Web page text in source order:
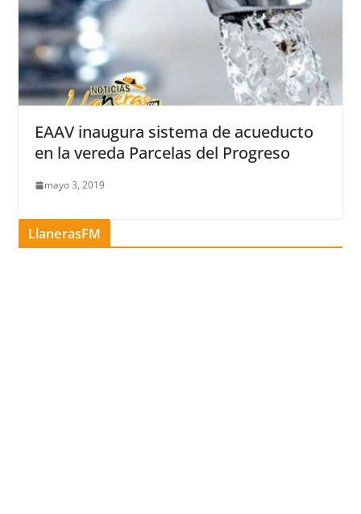
EAAV inaugura sistema de acueducto
en la vereda Parcelas del Progreso
mayo 3, 2019
LlanerasFM